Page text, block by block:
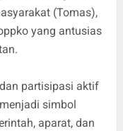
(Tomas),
yang antusias
partisipasi aktif
simbol
aparat, dan